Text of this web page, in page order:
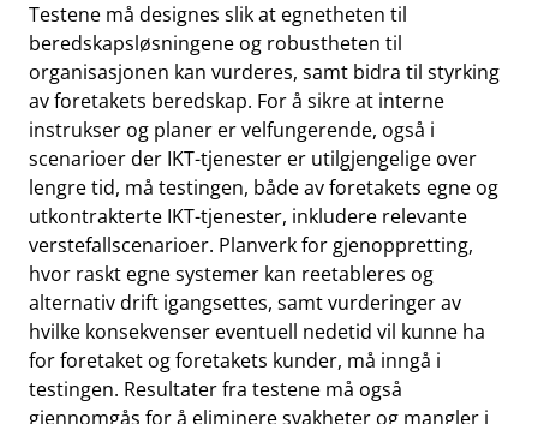
Testene må designes slik at egnetheten til
beredskapsløsningene og robustheten til
organisasjonen kan vurderes, samt bidra til styrking
av foretakets beredskap. For å sikre at interne
instrukser og planer er velfungerende, også i
scenarioer der IKT-tjenester er utilgjengelige over
lengre tid, må testingen, både av foretakets egne og
utkontrakterte IKT-tjenester, inkludere relevante
verstefallscenarioer. Planverk for gjenoppretting,
hvor raskt egne systemer kan reetableres og
alternativ drift igangsettes, samt vurderinger av
hvilke konsekvenser eventuell nedetid vil kunne ha
for foretaket og foretakets kunder, må inngå i
testingen. Resultater fra testene må også
gjennomgås for å eliminere svakheter og mangler i